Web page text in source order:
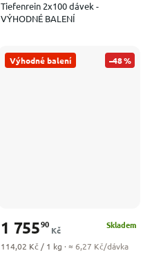
Tiefenrein 2x100 dávek -
VÝHODNÉ BALENÍ
Výhodné balení –48 %
Skladem
1 75590
Kč
Měrná cena:
114,02 Kč / 1 kg · ≈ 6,27 Kč/dávka